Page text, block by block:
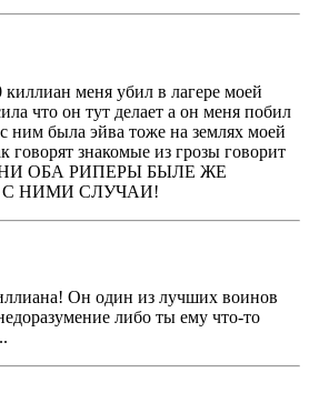
меня убил в лагере моей
что он тут делает а он меня побил
ним была эйва тоже на землях моей
говорят знакомые из грозы говорит
ОНИ ОБА РИПЕРЫ БЫЛЕ ЖЕ
НИМИ СЛУЧАИ!
Он один из лучших воинов
либо ты ему что-то